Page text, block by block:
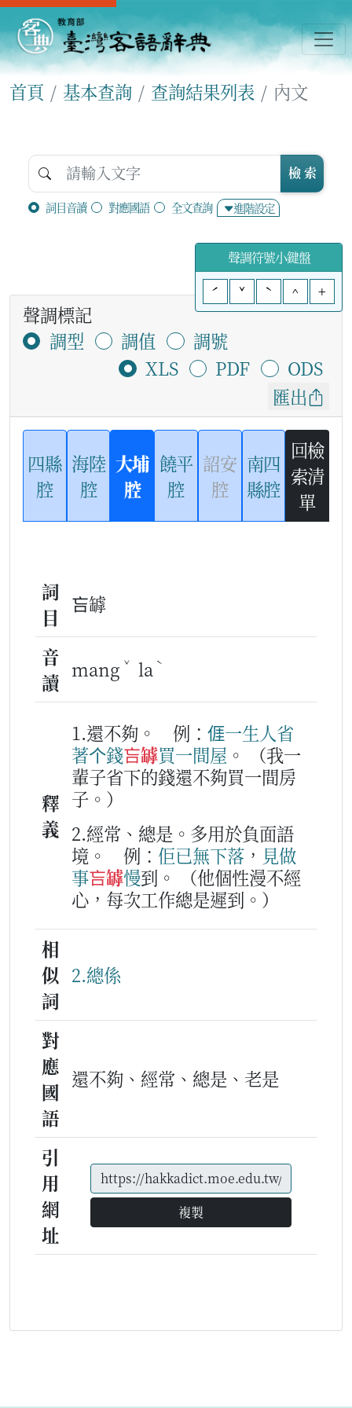
首頁 基本查詢 查詢結果列表 內文
詞目音讀 對應國語 全文查詢 進階設定
檢 索
聲調符號小鍵盤
ˊ
ˇ ˋ ^ +
聲調標記
調型
調值
調號
XLS
PDF
ODS
匯出
四縣
腔
海陸
腔
大埔
腔
饒平
腔
詔安
腔
南四
縣腔
回檢
索清
單
詞
目
吂罅
音
讀
mang ˇ la ˋ
釋
義
1.還不夠。 例： 𠊎一生人省
著个錢吂罅買一間屋 。
（我一
輩子省下的錢還不夠買一間房
子。）
2.經常、總是。多用於負面語
境。
例： 佢已無下落 ， 見做
事吂罅慢到。
（他個性漫不經
心，每次工作總是遲到。）
相
似
詞
2.總係
對
應
國
語
還不夠、經常、總是、老是
引
用
網
址
複製